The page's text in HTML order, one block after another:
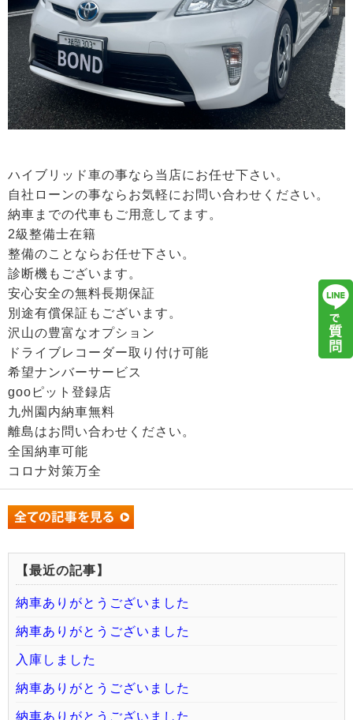
ハイブリッド車の事なら当店にお任せ下さい。
自社ローンの事ならお気軽にお問い合わせください。
納車までの代車もご用意してます。
2級整備士在籍
整備のことならお任せ下さい。
診断機もございます。
安心安全の無料長期保証
別途有償保証もございます。
沢山の豊富なオプション
ドライブレコーダー取り付け可能
希望ナンバーサービス
gooピット登録店
九州園内納車無料
離島はお問い合わせください。
全国納車可能
コロナ対策万全
【最近の記事】
納車ありがとうございました
納車ありがとうございました
入庫しました
納車ありがとうございました
納車ありがとうございました